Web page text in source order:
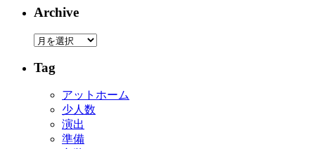
Archive
Tag
アットホーム
少人数
演出
準備